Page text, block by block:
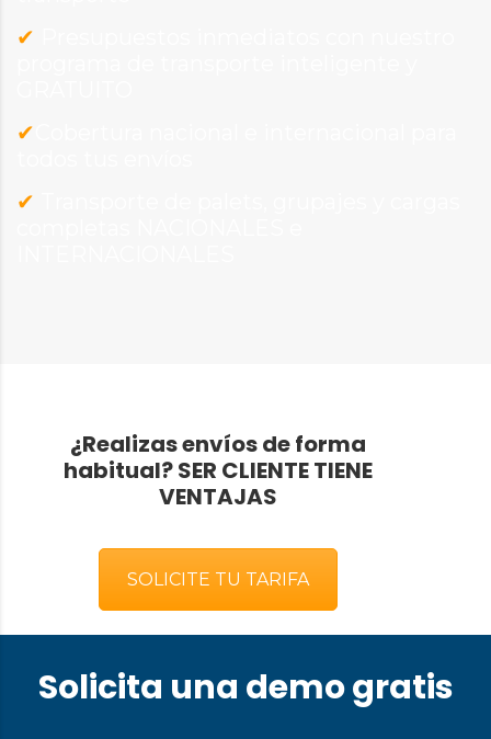
✔
✔
✔
¿Realizas envíos de forma
habitual?SER CLIENTE TIENE
VENTAJAS
SOLICITE TU TARIFA
Solicita una demo gratis